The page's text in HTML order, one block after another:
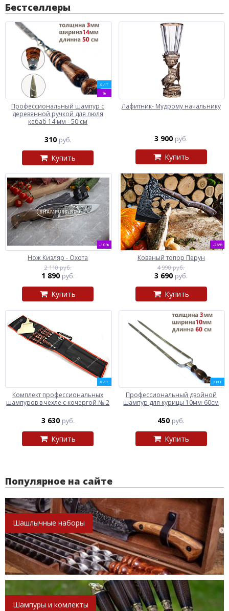
Бестселлеры
ХИТ
%
Профессиональный шампур с
деревянной ручкой для люля
кебаб 14 мм - 50 см
310 руб.
Купить
Лафитник- Мудрому начальнику
3 900 руб.
Купить
-10%
Нож Кизляр - Охота
2 110 руб.
1 890 руб.
Купить
-26%
Кованый топор Перун
4 990 руб.
3 690 руб.
Купить
ХИТ
Комплект профессиональных
шампуров в чехле с кочергой № 2
3 630 руб.
Купить
ХИТ
Профессиональный двойной
шампур для курицы 10мм-60см
450 руб.
Купить
Популярное на сайте
Шашлычные наборы
Шампуры и комлекты